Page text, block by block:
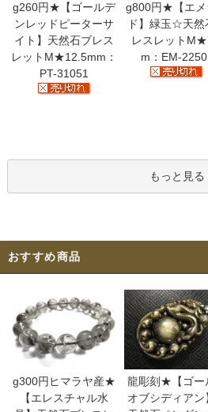
g260円★【ゴールデ
ンレッドピーターサ
イト】天然石ブレス
レットM★12.5mm：
PT-31051
g800円★【エメ
ド】緑玉☆天然
レスレット
m：EM-
もっと見る
おすすめ商品
g300円ヒマラヤ産★
【エレスチャル水
龍彫刻★【ゴー
オブシディア